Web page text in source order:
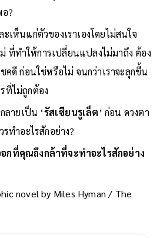
?
เห็นแก่ตัวของเราเองโดยไม่สนใจ
ที่ทำให้การเปลี่ยนแปลงไม่มาถึง ต้อง
คดี ก่อนใช่หรือไม่ จนกว่าเราจะลุกขึ้น
ที่ไม่ถูกต้อง
กลายเป็น ‘รัสเซียนรูเล็ต’ ก่อน ดวงตา
รทำอะไรสักอย่าง?
กที่คุณถึงกล้าที่จะทำอะไรสักอย่าง
novel by Miles Hyman / The